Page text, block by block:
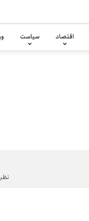
اقتصاد سیاست